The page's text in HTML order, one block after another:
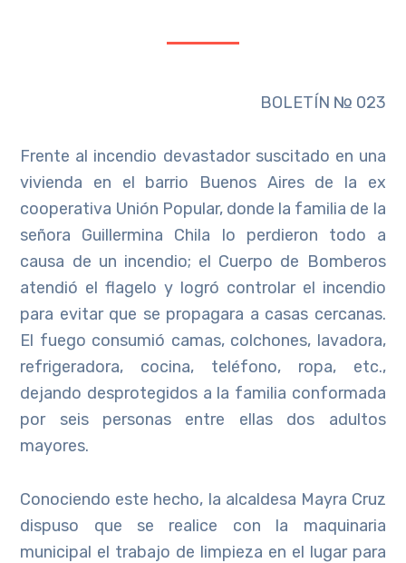
BOLETÍN № 023
Frente al incendio devastador suscitado en una
vivienda en el barrio Buenos Aires de la ex
cooperativa Unión Popular, donde la familia de la
señora Guillermina Chila lo perdieron todo a
causa de un incendio; el Cuerpo de Bomberos
atendió el flagelo y logró controlar el incendio
para evitar que se propagara a casas cercanas.
El fuego consumió camas, colchones, lavadora,
refrigeradora, cocina, teléfono, ropa, etc.,
dejando desprotegidos a la familia conformada
por seis personas entre ellas dos adultos
mayores.
Conociendo este hecho, la alcaldesa Mayra Cruz
dispuso que se realice con la maquinaria
municipal el trabajo de limpieza en el lugar para